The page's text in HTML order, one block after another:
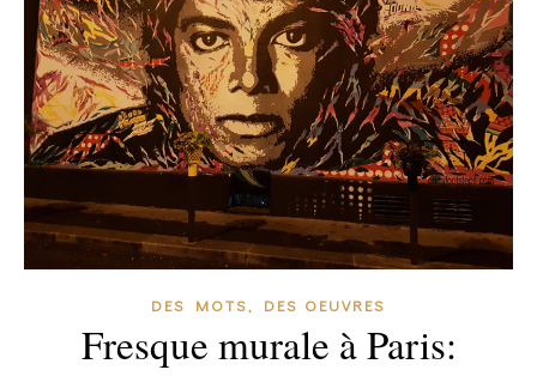
DES MOTS, DES OEUVRES
Fresque murale à Paris: